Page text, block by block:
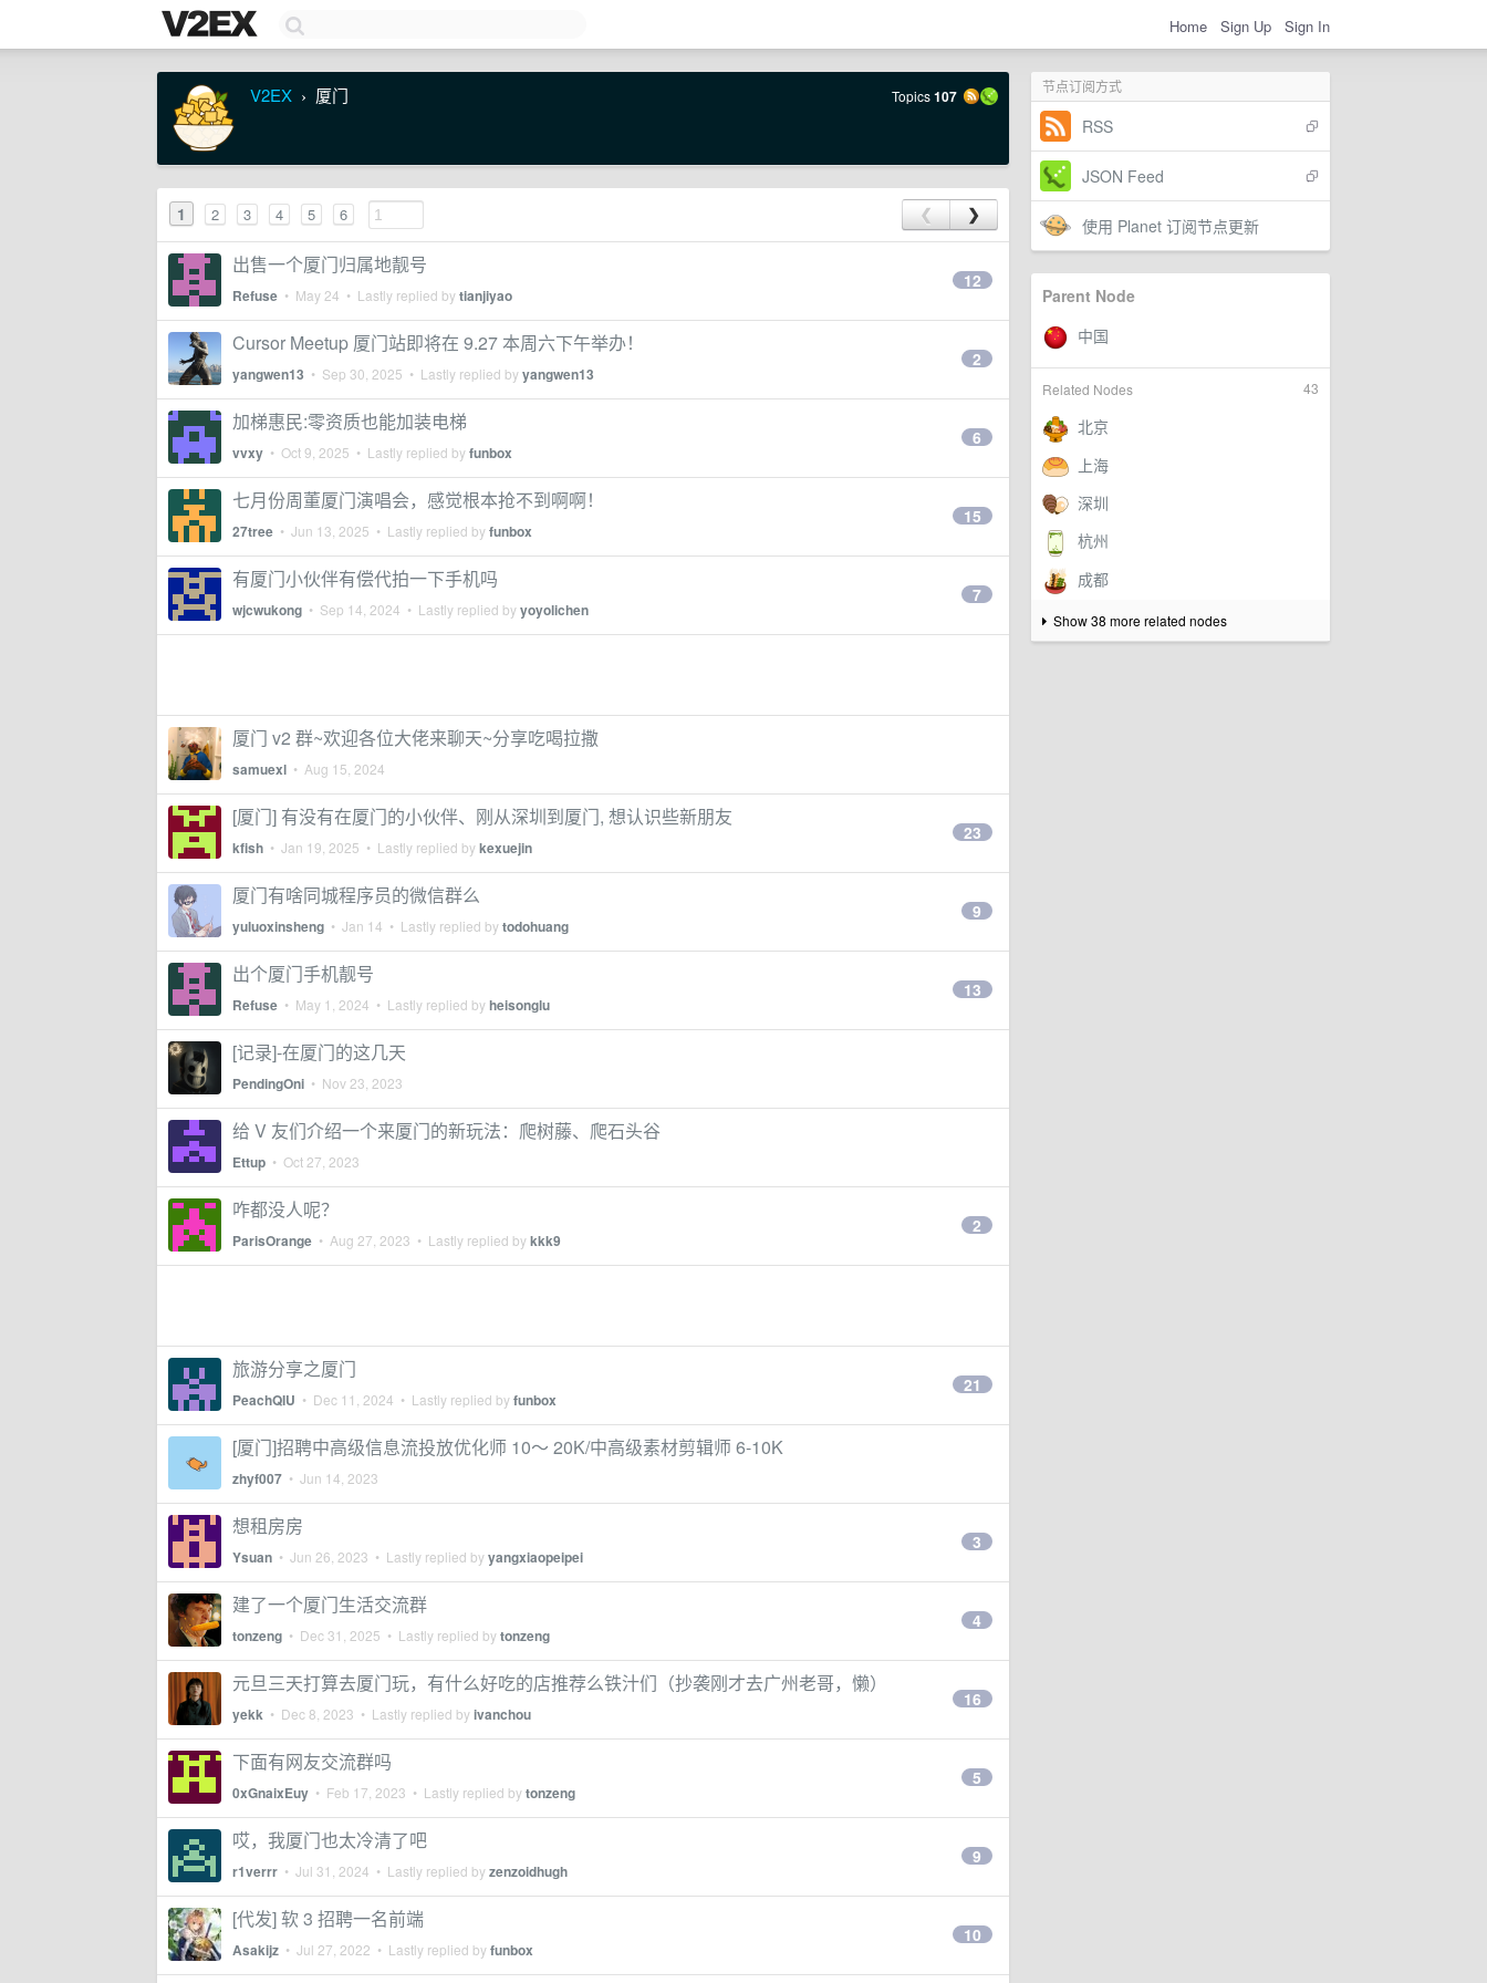
Home Sign Up Sign In
节点订阅方式
RSS
JSON Feed
使用 Planet 订阅节点更新
Parent Node
43
Related Nodes
Show 38 more related nodes
V2EX › 厦门 Topics107
1 2 3 4 5 6 ❮ ❯
出售一个厦门归属地靓号
Refuse • May 24 • Lastly replied bytianjiyao
12
Cursor Meetup 厦门站即将在 9.27 本周六下午举办！
yangwen13 • Sep 30, 2025 • Lastly replied byyangwen13
2
加梯惠民:零资质也能加装电梯
vvxy • Oct 9, 2025 • Lastly replied byfunbox
6
七月份周董厦门演唱会，感觉根本抢不到啊啊！
27tree • Jun 13, 2025 • Lastly replied byfunbox
15
有厦门小伙伴有偿代拍一下手机吗
wjcwukong • Sep 14, 2024 • Lastly replied byyoyolichen
7
厦门 v2 群~欢迎各位大佬来聊天~分享吃喝拉撒
samuexl • Aug 15, 2024
[厦门] 有没有在厦门的小伙伴、刚从深圳到厦门, 想认识些新朋友
kfish • Jan 19, 2025 • Lastly replied bykexuejin
23
厦门有啥同城程序员的微信群么
yuluoxinsheng • Jan 14 • Lastly replied bytodohuang
9
出个厦门手机靓号
Refuse • May 1, 2024 • Lastly replied byheisonglu
13
[记录]-在厦门的这几天
PendingOni • Nov 23, 2023
给 V 友们介绍一个来厦门的新玩法：爬树藤、爬石头谷
Ettup • Oct 27, 2023
咋都没人呢？
ParisOrange • Aug 27, 2023 • Lastly replied bykkk9
2
旅游分享之厦门
PeachQIU • Dec 11, 2024 • Lastly replied byfunbox
21
[厦门]招聘中高级信息流投放优化师 10～ 20K/中高级素材剪辑师 6-10K
zhyf007 • Jun 14, 2023
想租房房
Ysuan • Jun 26, 2023 • Lastly replied byyangxiaopeipei
3
建了一个厦门生活交流群
tonzeng • Dec 31, 2025 • Lastly replied bytonzeng
4
元旦三天打算去厦门玩，有什么好吃的店推荐么铁汁们（抄袭刚才去广州老哥，懒）
yekk • Dec 8, 2023 • Lastly replied byivanchou
16
下面有网友交流群吗
0xGnaixEuy • Feb 17, 2023 • Lastly replied bytonzeng
5
哎，我厦门也太冷清了吧
r1verrr • Jul 31, 2024 • Lastly replied byzenzoidhugh
9
[代发] 软 3 招聘一名前端
Asakijz • Jul 27, 2022 • Lastly replied byfunbox
10